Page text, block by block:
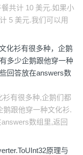
共计 10 美元.如果小
5 美元.我们可以用
化衫有很多种，企鹅
多少企鹅跟他穿一种
回答放在answers数
衫有很多种,企鹅们都
鹅跟他穿一种文化衫.
数组里,返回
原理与